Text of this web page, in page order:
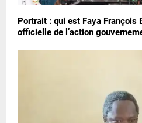
Portrait : qui est Faya François
officielle de l’action